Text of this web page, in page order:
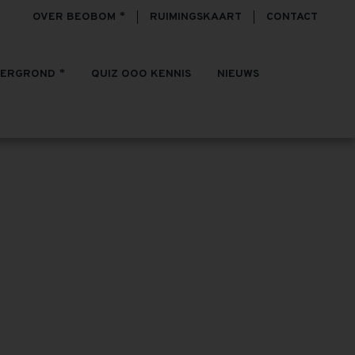
OVER BEOBOM RUIMINGSKAART CONTACT
QUIZ OOO KENNIS NIEUWS